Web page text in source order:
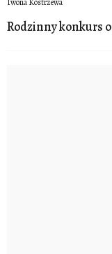
Iwona Kostrzewa
Rodzinny konkurs